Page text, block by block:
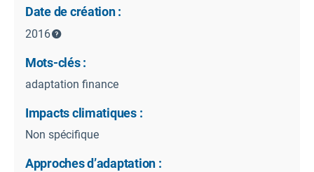
Date de création :
2016
Mots-clés :
adaptation finance
Impacts climatiques :
Non spécifique
Approches d’adaptation :